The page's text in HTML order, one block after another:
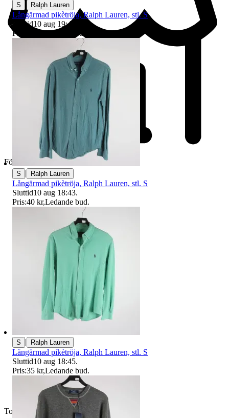
Företag
Toppsäljare
S Ralph Lauren
Långärmad pikètröja, Ralph Lauren, stl. S
Sluttid10 aug 19:41
Pris:
35 kr,Ledande bud
S | Ralph Lauren
Långärmad pikètröja, Ralph Lauren, stl. S
Sluttid10 aug 18:43.
Pris:40 kr,Ledande bud.
S | Ralph Lauren
Långärmad pikètröja, Ralph Lauren, stl. S
Sluttid10 aug 18:45.
Pris:35 kr,Ledande bud.